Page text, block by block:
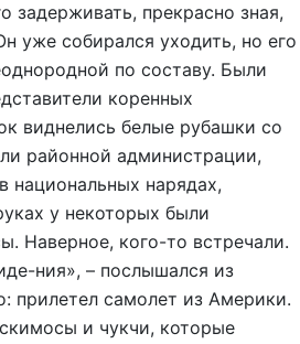
задерживать, прекрасно зная,
уже собирался уходить, но его
по составу. Были
коренных
виднелись белые рубашки со
районной администрации,
национальных нарядах,
у некоторых были
Наверное, кого-то встречали.
ния», – послышался из
прилетел самолет из Америки.
и чукчи, которые